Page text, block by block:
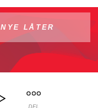
NYE LÅTER
DEL